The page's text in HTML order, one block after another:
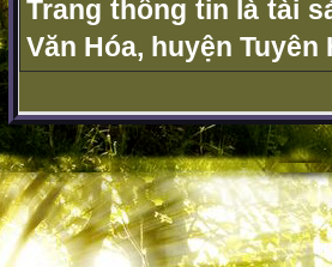
Trang thông tin là tài
Văn Hóa, huyện